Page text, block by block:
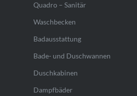
Quadro – Sanitär
Waschbecken
Badausstattung
Bade- und Duschwannen
Duschkabinen
Dampfbäder